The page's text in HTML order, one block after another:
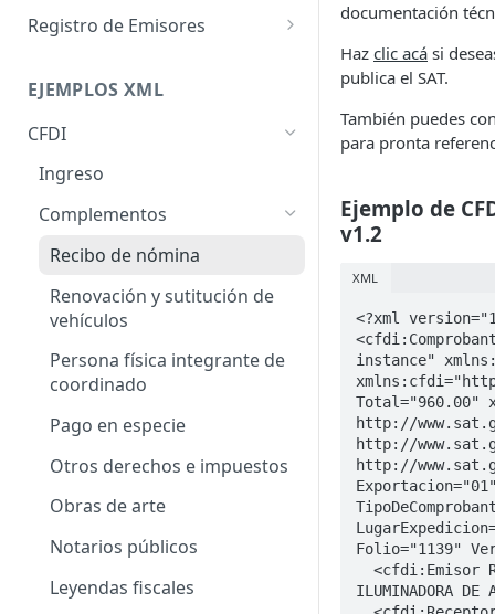
Registro de Emisores
Asigna Timbres
Obtiene Timbres Disponibles
EJEMPLOS XML
CFDI
Ingreso
Complementos
Recibo de nómina
Renovación y sutitución de
vehículos
Persona física integrante de
coordinado
Pago en especie
Otros derechos e impuestos
Obras de arte
Notarios públicos
Leyendas fiscales
documentación
Haz clic acá si
publica el SAT.
También puedes
para pronta
Ejemplo de
v1.2
XML
<?xml
instance"
Total="960.00"
http://
http://
http://
Folio="1139"
ILUMINADORA